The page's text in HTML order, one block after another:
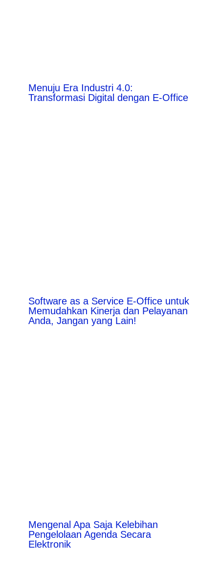
Menuju Era Industri 4.0:
Transformasi Digital dengan E-Office
Software as a Service E-Office untuk
Memudahkan Kinerja dan Pelayanan
Anda, Jangan yang Lain!
Mengenal Apa Saja Kelebihan
Pengelolaan Agenda Secara
Elektronik